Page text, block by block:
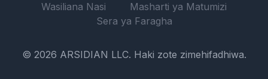
Wasiliana Nasi
Masharti ya Matumizi
Sera ya Faragha
© 2026 ARSIDIAN LLC. Haki zote zimehifadhiwa.